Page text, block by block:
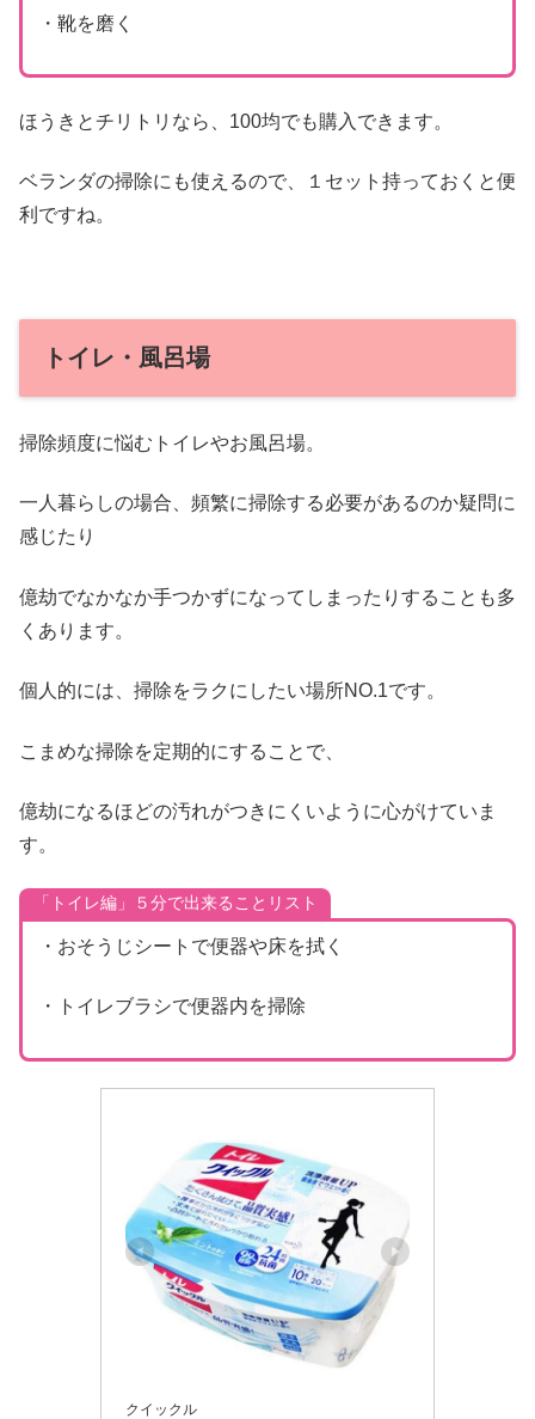
・靴を磨く
ほうきとチリトリなら、100均でも購入できます。
ベランダの掃除にも使えるので、１セット持っておくと便
利ですね。
トイレ・風呂場
掃除頻度に悩むトイレやお風呂場。
一人暮らしの場合、頻繁に掃除する必要があるのか疑問に
感じたり
億劫でなかなか手つかずになってしまったりすることも多
くあります。
個人的には、掃除をラクにしたい場所NO.1です。
こまめな掃除を定期的にすることで、
億劫になるほどの汚れがつきにくいように心がけていま
す。
「トイレ編」５分で出来ることリスト
・おそうじシートで便器や床を拭く
・トイレブラシで便器内を掃除
クイックル